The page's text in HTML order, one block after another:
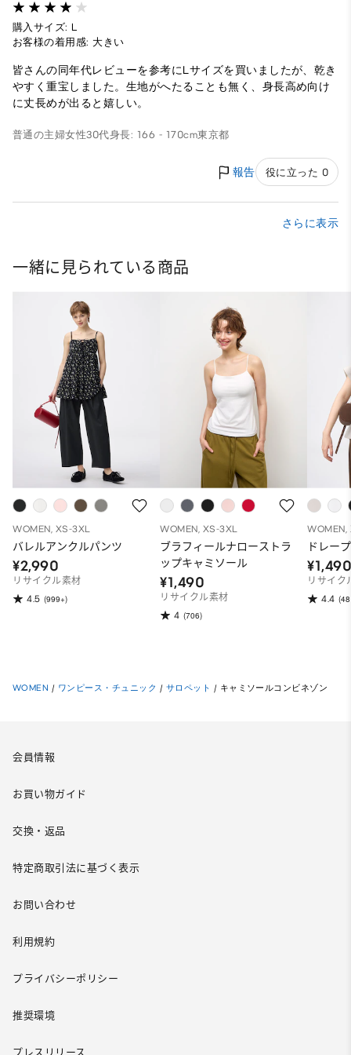
購入サイズ: L
お客様の着用感: 大きい
皆さんの同年代レビューを参考にLサイズを買いましたが、乾き
やすく重宝しました。生地がへたることも無く、身長高め向け
に丈長めが出ると嬉しい。
普通の主婦女性30代身長: 166 - 170cm東京都
報告 役に立った 0
さらに表示
一緒に見られている商品
WOMEN, XS-3XL
バレルアンクルパンツ
¥2,990
リサイクル素材
4.5 (999+)
WOMEN, XS-3XL
ブラフィールナローストラ
ップキャミソール
¥1,490
リサイクル素材
4 (706)
WOMEN,
ドレー
リサイク
4.4
WOMEN / ワンピース・チュニック / サロペット / キャミソールコンビネゾン
会員情報
お買い物ガイド
交換・返品
特定商取引法に基づく表示
お問い合わせ
利用規約
プライバシーポリシー
推奨環境
プレスリリース